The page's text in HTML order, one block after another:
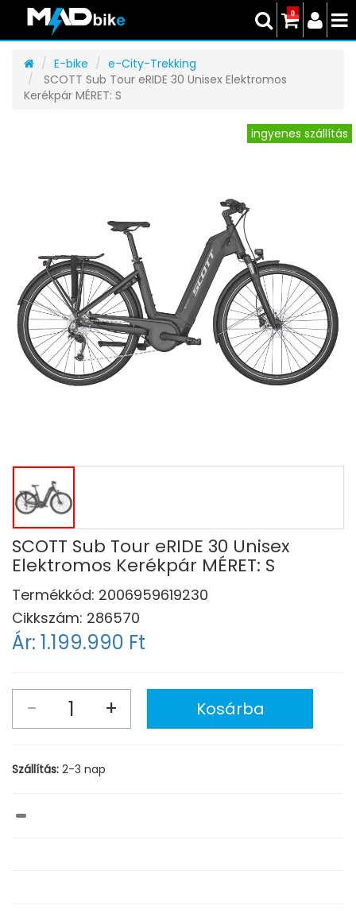
0
E-bike
e-City-Trekking
SCOTT Sub Tour eRIDE 30 Unisex Elektromos
Kerékpár MÉRET: S
ingyenes szállítás
SCOTT Sub Tour eRIDE 30 Unisex
Elektromos Kerékpár MÉRET: S
Termékkód: 2006959619230
Cikkszám: 286570
Ár: 1.199.990 Ft
Szállítás: 2-3 nap